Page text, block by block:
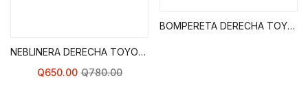
NEBLINERA DERECHA TOYOTA RAV 4 01-03
Q650.00 Q780.00
BOMPERETA DERECHA TOYOTA RAV 4 01-03